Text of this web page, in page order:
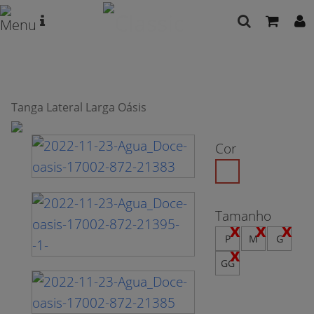
Tanga Lateral Larga Oásis
Cor
Tamanho
P M
G
GG